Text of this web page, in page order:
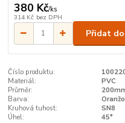
380 Kč/ks
314 Kč bez DPH
Přidat
Číslo produktu:
Materiál:
PVC
Průměr:
Barva:
Kruhová tuhost:
SN8
Úhel:
45°